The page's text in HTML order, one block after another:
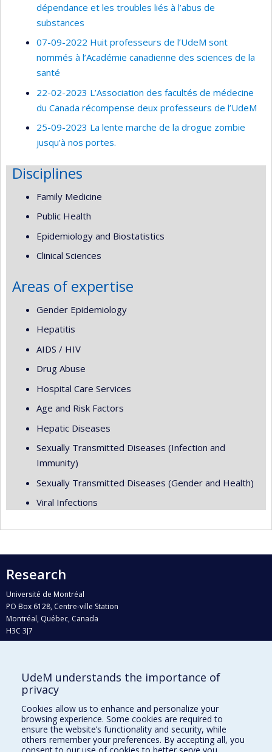
dépendance et les troubles liés à l’abus de
substances
07-09-2022 Huit professeurs de l’UdeM sont
nommés à l’Académie canadienne des sciences de la
santé
22-02-2023 L’Association des facultés de médecine
du Canada récompense deux professeurs de l’UdeM
25-09-2023 La lente marche de la drogue zombie
jusqu’à nos portes.
Disciplines
Family Medicine
Public Health
Epidemiology and Biostatistics
Clinical Sciences
Areas of expertise
Gender Epidemiology
Hepatitis
AIDS / HIV
Drug Abuse
Hospital Care Services
Age and Risk Factors
Hepatic Diseases
Sexually Transmitted Diseases (Infection and
Immunity)
Sexually Transmitted Diseases (Gender and Health)
Viral Infections
Research
Université de Montréal
PO Box 6128, Centre-ville Station
Montréal, Québec, Canada
H3C 3J7
Who does what?
Find us
Site map
Accessibility
UdeM understands the importance of
privacy
Cookies allow us to enhance and personalize your
browsing experience. Some cookies are required to
ensure the website’s functionality and security, while
others remember your preferences. By accepting all, you
consent to our use of cookies to better serve you.